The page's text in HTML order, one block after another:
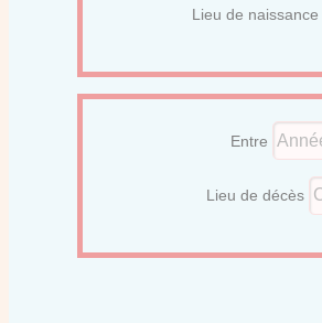
Lieu de naissance
Entre
Lieu de décès